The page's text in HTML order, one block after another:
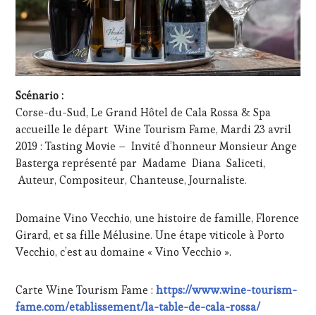
Scénario :
Corse-du-Sud, Le Grand Hôtel de Cala Rossa & Spa
accueille le départ Wine Tourism Fame, Mardi 23 avril
2019 : Tasting Movie – Invité d’honneur Monsieur Ange
Basterga représenté par Madame Diana Saliceti,
Auteur, Compositeur, Chanteuse, Journaliste.
Domaine Vino Vecchio, une histoire de famille, Florence
Girard, et sa fille Mélusine. Une étape viticole à Porto
Vecchio, c’est au domaine « Vino Vecchio ».
Carte Wine Tourism Fame :https://www.wine-tourism-
fame.com/etablissement/la-table-de-cala-rossa/